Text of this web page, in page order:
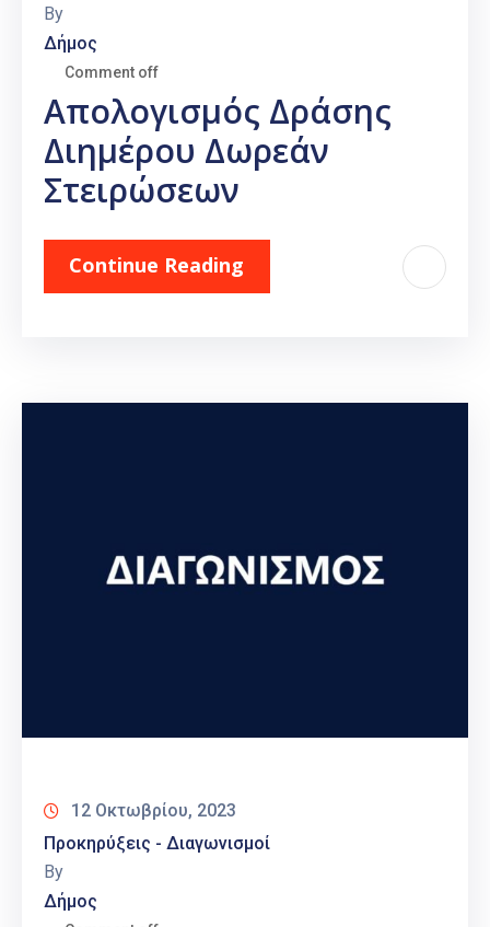
By
Δήμος
Comment off
Απολογισμός Δράσης
Διημέρου Δωρεάν
Στειρώσεων
Continue Reading
12 Οκτωβρίου, 2023
Προκηρύξεις - Διαγωνισμοί
By
Δήμος